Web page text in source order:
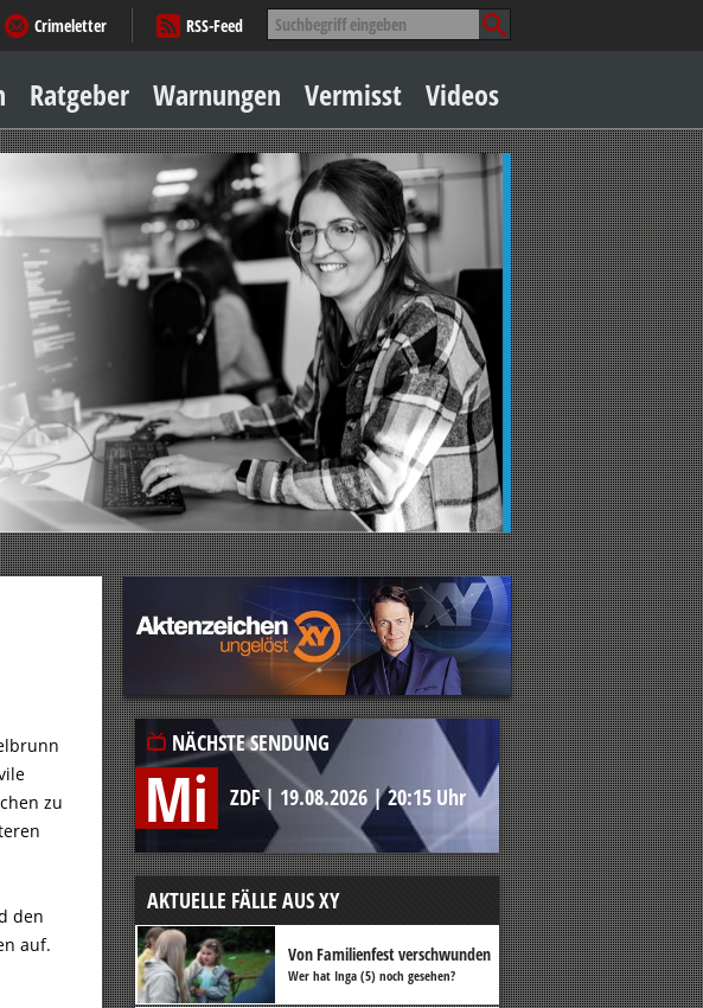
Suche
nach:
Crimeletter
RSS-Feed
Inhalt
springen
Ratgeber
Sicher zu Hause
Geld & Einkauf
Amore & mehr
Mobiles Leben
Arbeitsleben
Warnungen Vermisst Videos
zu
den
auf.
NÄCHSTE SENDUNG
Mi ZDF| 19.08.2026 |20:15 Uhr
AKTUELLE FÄLLE AUS XY
Von Familienfest verschwunden
Wer hat Inga (5) noch gesehen?